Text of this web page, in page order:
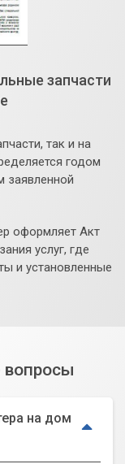
запчасти
так и на
годом
заявленной
оформляет Акт
услуг, где
и установленные
на дом